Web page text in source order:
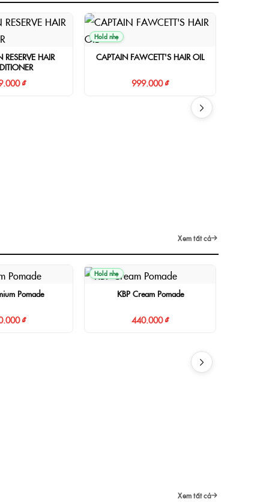
RESERVE HAIR
₫
Hold nhẹ
CAPTAIN FAWCETT'S HAIR OIL
999.000 ₫
Xem tất cả
Pomade
₫
Hold nhẹ
KBP Cream Pomade
440.000 ₫
Xem tất cả